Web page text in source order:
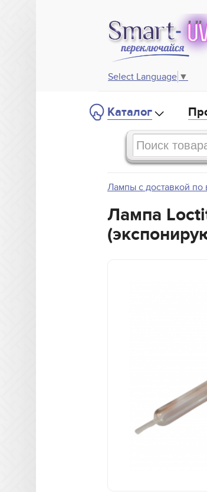
Select Language ▼
Каталог
Лампы с доставкой по
Лампа